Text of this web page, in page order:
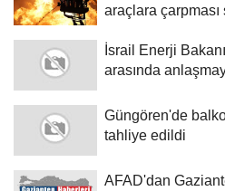
araçlara çarpması
İsrail Enerji
arasında
Güngören'de
tahliye edildi
AFAD'dan